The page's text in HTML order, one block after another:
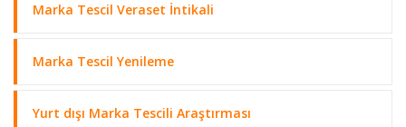
Marka Tescil Veraset İntikali
Marka Tescil Yenileme
Yurt dışı Marka Tescili Araştırması